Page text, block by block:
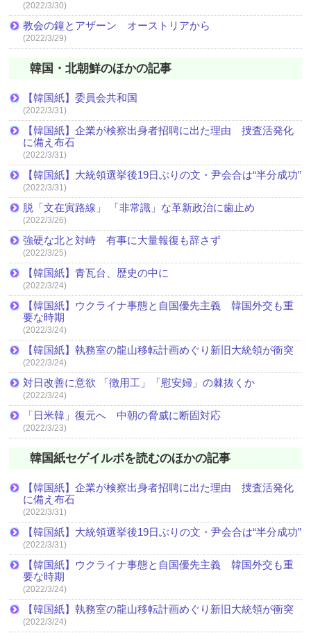
(2022/3/30)
教会の鐘とアザーン オーストリアから
(2022/3/29)
韓国・北朝鮮のほかの記事
【韓国紙】委員会共和国
(2022/3/31)
【韓国紙】企業が検察出身者招聘に出た理由 捜査活発化
に備え布石
(2022/3/31)
【韓国紙】大統領選挙後19日ぶりの文・尹会合は“半分成功”
(2022/3/31)
脱「文在寅路線」 「非常識」な革新政治に歯止め
(2022/3/26)
強硬な北と対峙 有事に大量報復も辞さず
(2022/3/25)
【韓国紙】青瓦台、歴史の中に
(2022/3/24)
【韓国紙】ウクライナ事態と自国優先主義 韓国外交も重
要な時期
(2022/3/24)
【韓国紙】執務室の龍山移転計画めぐり新旧大統領が衝突
(2022/3/24)
対日改善に意欲 「徴用工」「慰安婦」の棘抜くか
(2022/3/24)
「日米韓」復元へ 中朝の脅威に断固対応
(2022/3/23)
韓国紙セゲイルボを読むのほかの記事
【韓国紙】企業が検察出身者招聘に出た理由 捜査活発化
に備え布石
(2022/3/31)
【韓国紙】大統領選挙後19日ぶりの文・尹会合は“半分成功”
(2022/3/31)
【韓国紙】ウクライナ事態と自国優先主義 韓国外交も重
要な時期
(2022/3/24)
【韓国紙】執務室の龍山移転計画めぐり新旧大統領が衝突
(2022/3/24)